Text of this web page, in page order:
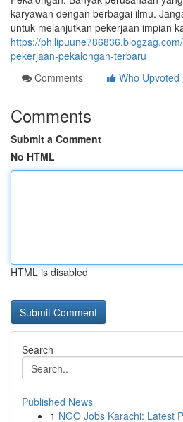
karyawan dengan berbagai ilmu.
untuk melanjutkan pekerjaan impian
https://
pekerjaan-pekalongan-terbaru
Comments
Who Upvoted
Comments
Submit a Comment
No HTML
HTML is disabled
Search
Published News
1 NGO Jobs Karachi: Latest